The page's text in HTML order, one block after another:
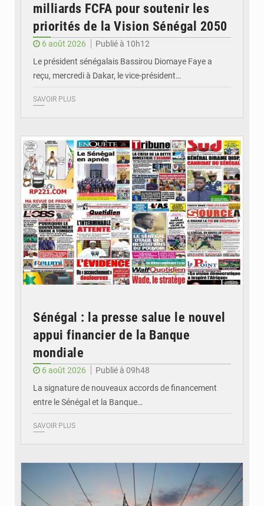
milliards FCFA pour soutenir les
priorités de la Vision Sénégal 2050
6 août 2026
Publié à 10h12
Le président sénégalais Bassirou Diomaye Faye a
reçu, mercredi à Dakar, le vice-président…
SAVOIR PLUS
Sénégal : la presse salue le nouvel
appui financier de la Banque
mondiale
6 août 2026
Publié à 09h48
La signature de nouveaux accords de financement
entre le Sénégal et la Banque…
SAVOIR PLUS